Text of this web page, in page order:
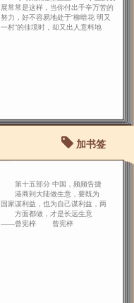
展常常是这样，当你付出千辛万苦的
努力，好不容易地处于“柳暗花 明又
一村”的佳境时，却又出人意料地
加书签
第十五部分 中国，频频告捷
港商到大陆做生意，要既为
国家谋利益，也为自己谋利益，两
方面都做，才是长远生意
――曾宪梓 曾宪梓